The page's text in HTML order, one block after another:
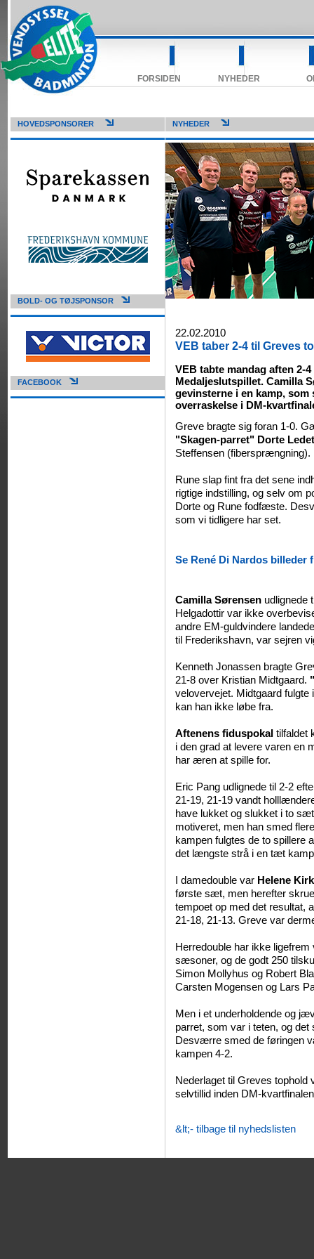
FORSIDEN NYHEDER
HOVEDSPONSORER NYHEDER
BOLD- OG TØJSPONSOR
FACEBOOK
22.02.2010
VEB taber 2-4 til Greves
VEB tabte mandag aften 2-
Medaljeslutspillet. Camilla
gevinsterne i en kamp, som
overraskelse i DM-
Greve bragte sig foran 1-0.
"Skagen-parret" Dorte
Steffensen (fibersprængning).
Rune slap fint fra det sene
rigtige indstilling, og selv om
Dorte og Rune fodfæste.
som vi tidligere har set.
Se René Di Nardos billeder
Camilla Sørensen udlignede
Helgadottir var ikke
andre EM-guldvindere
til Frederikshavn, var sejren
Kenneth Jonassen bragte
21-8 over Kristian Midtgaard.
velovervejet. Midtgaard
kan han ikke løbe fra.
Aftenens fiduspokal tilfaldet
i den grad at levere varen en
har æren at spille for.
Eric Pang udlignede til 2-2
21-19, 21-19 vandt
have lukket og slukket i to
motiveret, men han smed
kampen fulgtes de to spillere
det længste strå i en tæt
I damedouble var Helene
første sæt, men herefter
tempoet op med det resultat,
21-18, 21-13. Greve var
Herredouble har ikke
sæsoner, og de godt 250
Simon Mollyhus og Robert
Carsten Mogensen og Lars
Men i et underholdende og
parret, som var i teten, og
Desværre smed de føringen
kampen 4-2.
Nederlaget til Greves
selvtillid inden DM-
&lt;- tilbage til nyhedslisten